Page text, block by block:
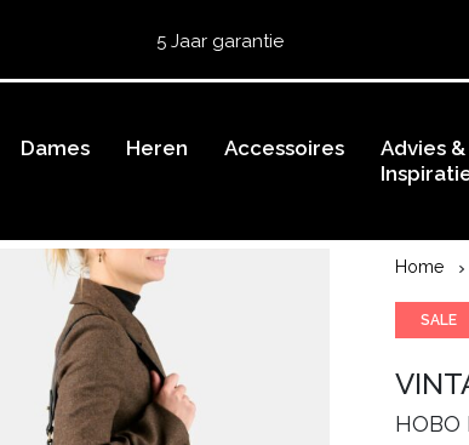
5 Jaar garantie
Beoordeeld met een4,51uit 5 opTrustedShops
Gratis verzending van je bestellingvanaf 39,95 euro
Beoordeeld met een
Dames Heren Accessoires
Advies &
Home
SALE
HOBO